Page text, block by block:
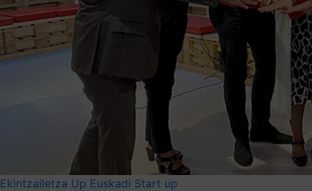
Ekintzailetza Up Euskadi Start up